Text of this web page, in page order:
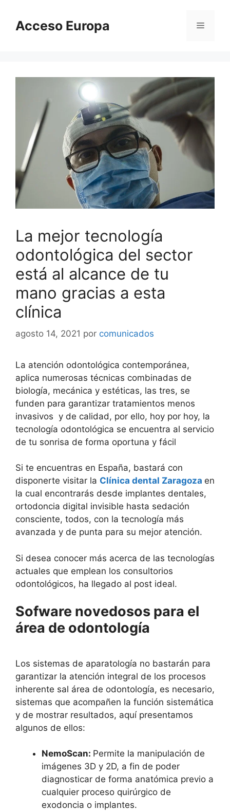
contenido
Acceso Europa Menú
La mejor tecnología
odontológica del sector
está al alcance de tu
mano gracias a esta
clínica
agosto 14, 2021 por comunicados
La atención odontológica contemporánea,
aplica numerosas técnicas combinadas de
biología, mecánica y estéticas, las tres, se
funden para garantizar tratamientos menos
invasivos y de calidad, por ello, hoy por hoy, la
tecnología odontológica se encuentra al servicio
de tu sonrisa de forma oportuna y fácil
Si te encuentras en España, bastará con
disponerte visitar la Clínica dental Zaragoza en
la cual encontrarás desde implantes dentales,
ortodoncia digital invisible hasta sedación
consciente, todos, con la tecnología más
avanzada y de punta para su mejor atención.
Si desea conocer más acerca de las tecnologías
actuales que emplean los consultorios
odontológicos, ha llegado al post ideal.
Sofware novedosos para el
área de odontología
Los sistemas de aparatología no bastarán para
garantizar la atención integral de los procesos
inherente sal área de odontología, es necesario,
sistemas que acompañen la función sistemática
y de mostrar resultados, aquí presentamos
algunos de ellos:
NemoScan: Permite la manipulación de
imágenes 3D y 2D, a fin de poder
diagnosticar de forma anatómica previo a
cualquier proceso quirúrgico de
exodoncia o implantes.